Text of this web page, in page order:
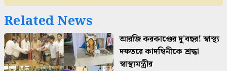
Related News
আরজি করকাণ্ডের দু'বছর! স্বাস্থ্য
দফতরে কাদম্বিনীকে শ্রদ্ধা
স্বাস্থ্যমন্ত্রীর